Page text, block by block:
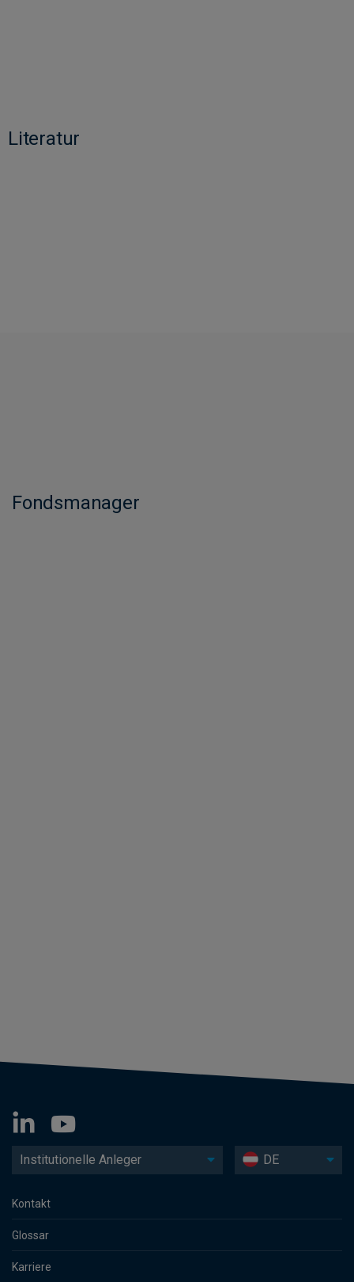
Literatur
Fondsmanager​​​​​​​​​​​​​​​​​​​​
Institutionelle Anleger DE
Kontakt
Glossar
Karriere